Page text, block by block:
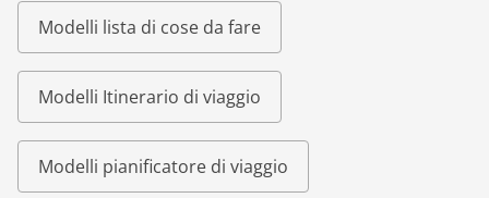
Modelli lista di cose da fare
Modelli Itinerario di viaggio
Modelli pianificatore di viaggio